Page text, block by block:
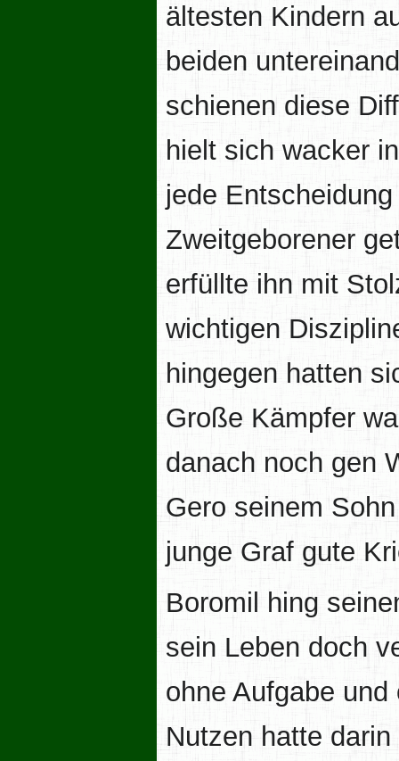
ältesten Kindern
beiden
schienen diese
hielt sich wacker
jede
Zweitgeborener
erfüllte ihn mit
wichtigen
hingegen hatten
Große Kämpfer
danach noch gen
Gero seinem
junge Graf gute
Boromil hing
sein Leben doch
ohne Aufgabe
Nutzen hatte